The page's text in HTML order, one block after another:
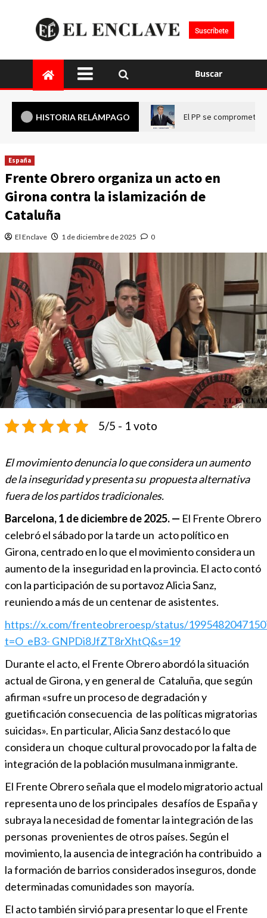
Suscríbete
Buscar
HISTORIA RELÁMPAGO El PP se compromete
España
Frente Obrero organiza un acto en
Girona contra la islamización de
Cataluña
El Enclave 1 de diciembre de 2025 0
5/5 - 1 voto
El movimiento denuncia lo que considera un aumento
de la inseguridad y presenta su propuesta alternativa
fuera de los partidos tradicionales.
Barcelona, 1 de diciembre de 2025. — El Frente Obrero
celebró el sábado por la tarde un acto político en
Girona, centrado en lo que el movimiento considera un
aumento de la inseguridad en la provincia. El acto contó
con la participación de su portavoz Alicia Sanz,
reuniendo a más de un centenar de asistentes.
https://x.com/frenteobreroesp/status/
t=O_eB3- GNPDi8JfZT8rXhtQ&s=19
Durante el acto, el Frente Obrero abordó la situación
actual de Girona, y en general de Cataluña, que según
afirman «sufre un proceso de degradación y
guetificación consecuencia de las políticas migratorias
suicidas». En particular, Alicia Sanz destacó lo que
considera un choque cultural provocado por la falta de
integración de la población musulmana inmigrante.
El Frente Obrero señala que el modelo migratorio actual
representa uno de los principales desafíos de España y
subraya la necesidad de fomentar la integración de las
personas provenientes de otros países. Según el
movimiento, la ausencia de integración ha contribuido a
la formación de barrios considerados inseguros, donde
determinadas comunidades son mayoría.
El acto también sirvió para presentar lo que el Frente